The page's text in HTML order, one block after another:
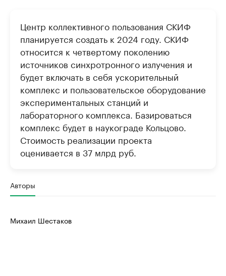
Центр коллективного пользования СКИФ
планируется создать к 2024 году. СКИФ
относится к четвертому поколению
источников синхротронного излучения и
будет включать в себя ускорительный
комплекс и пользовательское оборудование
экспериментальных станций и
лабораторного комплекса. Базироваться
комплекс будет в наукограде Кольцово.
Стоимость реализации проекта
оценивается в 37 млрд руб.
Авторы
Михаил Шестаков